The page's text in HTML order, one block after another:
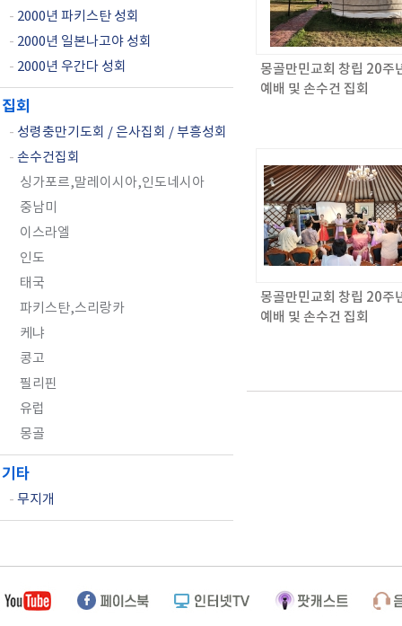
- 2000년 파키스탄 성회
- 2000년 일본나고야 성회
- 2000년 우간다 성회
집회
- 성령충만기도회 / 은사집회 / 부흥성회
- 손수건집회
싱가포르,말레이시아,인도네시아
중남미
이스라엘
인도
태국
파키스탄,스리랑카
케냐
콩고
필리핀
유럽
몽골
기타
- 무지개
몽골만민교회 창립 20주
예배 및 손수건 집회
몽골만민교회 창립 20주
예배 및 손수건 집회